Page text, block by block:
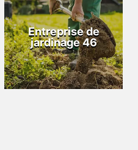
Entreprise de
jardinage 46